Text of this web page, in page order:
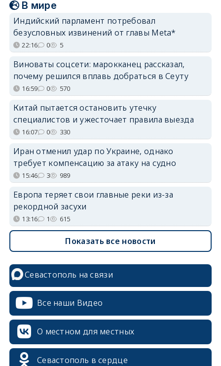
В мире
Индийский парламент потребовал
безусловных извинений от главы Meta*
22:16 0 5
Виноваты соцсети: марокканец рассказал,
почему решился вплавь добраться в Сеуту
16:59 0 570
Китай пытается остановить утечку
специалистов и ужесточает правила выезда
16:07 0 330
Иран отменил удар по Украине, однако
требует компенсацию за атаку на судно
15:46 3 989
Европа теряет свои главные реки из-за
рекордной засухи
13:16 1 615
Показать все новости
Севастополь на связи
Все наши Видео
О местном для местных
Севастополь в сердце